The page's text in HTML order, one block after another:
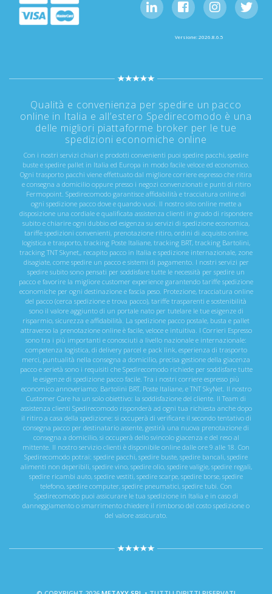
Versione: 2026.8.6.5
Qualità e convenienza per spedire un pacco
online in Italia e all’estero Spedirecomodo è una
delle migliori piattaforme broker per le tue
spedizioni economiche online
Con i nostri servizi chiari e prodotti convenienti puoi spedire pacchi, spedire
buste e spedire pallet in Italia ed Europa in modo facile veloce ed economico.
Ogni trasporto pacchi viene effettuato dal migliore corriere espresso che ritira
e consegna a domicilio oppure presso i negozi convenzionati e punti di ritiro
Fermopoint. Spedirecomodo garantisce affidabilità e tracciatura online di
ogni spedizione pacco dove e quando vuoi. Il nostro sito online mette a
disposizione una cordiale e qualificata assistenza clienti in grado di rispondere
subito e chiarire ogni dubbio ed esigenza su servizi di spedizione economica,
tariffe spedizioni convenienti, prenotazione ritiro, ordini di acquisto online,
logistica e trasporto, tracking Poste Italiane, tracking BRT, tracking Bartolini,
tracking TNT Skynet,, recapito pacco in Italia e spedizione internazionale, zone
disagiate, come spedire un pacco e sistemi di pagamento. I nostri servizi per
spedire subito sono pensati per soddisfare tutte le necessità per spedire un
pacco e favorire la migliore customer experience garantendo tariffe spedizione
economiche per ogni destinazione e fascia peso. Protezione, tracciatura online
del pacco (cerca spedizione e trova pacco), tariffe trasparenti e sostenibilità
sono il valore aggiunto di un portale nato per tutelare le tue esigenze di
risparmio, sicurezza e affidabilità. La spedizione pacco postale, busta e pallet
attraverso la prenotazione online è facile, veloce e intuitiva. I Corrieri Espresso
sono tra i più importanti e conosciuti a livello nazionale e internazionale:
competenza logistica, di delivery parcel e pack link, esperienza di trasporto
merci, puntualità nella consegna a domicilio, precisa gestione della giacenza
pacco e serietà sono i requisiti che Spedirecomodo richiede per soddisfare tutte
le esigenze di spedizione pacco facile. Tra i nostri corriere espresso più
economico annoveriamo: Bartolini BRT, Poste Italiane, e TNT SkyNet. Il nostro
Customer Care ha un solo obiettivo: la soddisfazione del cliente. Il Team di
assistenza clienti Spedirecomodo risponderà ad ogni tua richiesta anche dopo
il ritiro a casa della spedizione: si occuperà di verificare il secondo tentativo di
consegna pacco per destinatario assente, gestirà una nuova prenotazione di
consegna a domicilio, si occuperà dello svincolo giacenza e del reso al
mittente. Il nostro servizio clienti è disponibile online dalle ore 9 alle 18. Con
Spedirecomodo potrai: spedire pacchi, spedire buste, spedire bancali, spedire
alimenti non deperibili, spedire vino, spedire olio, spedire valigie, spedire regali,
spedire ricambi auto, spedire vestiti, spedire scarpe, spedire borse, spedire
telefono, spedire computer, spedire pneumatici, spedire tubi. Con
Spedirecomodo puoi assicurare le tua spedizione in Italia e in caso di
danneggiamento o smarrimento chiedere il rimborso del costo spedizione o
del valore assicurato.